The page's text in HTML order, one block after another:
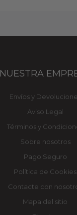
NUESTRA
Envíos y
Aviso Legal
Términos y
Sobre nosotros
Pago Seguro
Política de Cookies
Contacte con
Mapa del sitio